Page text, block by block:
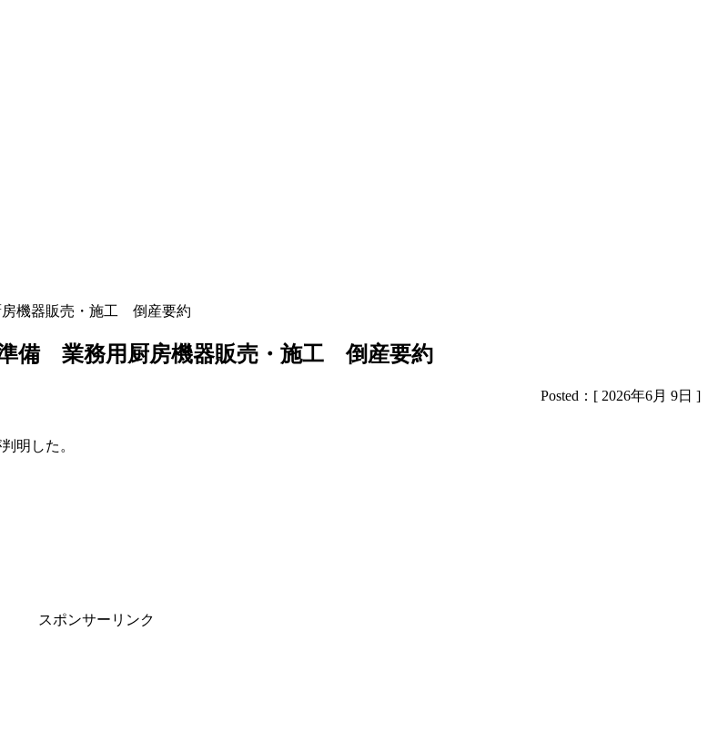
機器販売・施工 倒産要約
準備 業務用厨房機器販売・施工 倒産要約
Posted：[ 2026年6月 9日 ]
明した。
スポンサーリンク